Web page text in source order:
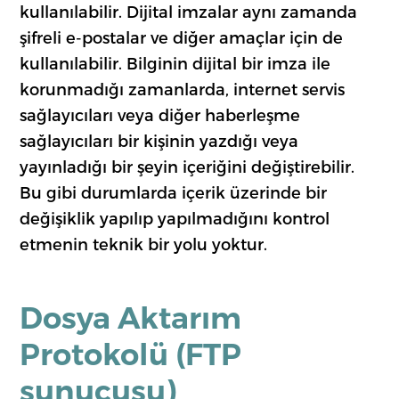
kullanılabilir. Dijital imzalar aynı zamanda
şifreli e-postalar ve diğer amaçlar için de
kullanılabilir. Bilginin dijital bir imza ile
korunmadığı zamanlarda, internet servis
sağlayıcıları veya diğer haberleşme
sağlayıcıları bir kişinin yazdığı veya
yayınladığı bir şeyin içeriğini değiştirebilir.
Bu gibi durumlarda içerik üzerinde bir
değişiklik yapılıp yapılmadığını kontrol
etmenin teknik bir yolu yoktur.
Dosya Aktarım
Protokolü (FTP
sunucusu)